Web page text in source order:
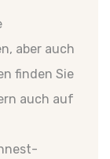
aber auch
finden Sie
auch auf